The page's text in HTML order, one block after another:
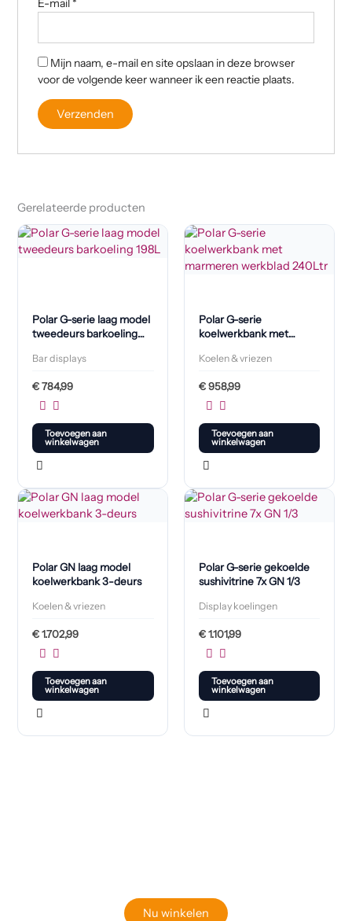
E-mail *
Mijn naam, e-mail en site opslaan in deze browser
voor de volgende keer wanneer ik een reactie plaats.
Gerelateerde producten
Polar G-serie laag model
tweedeurs barkoeling
Bar displays
€784,99
Toevoegen aan
winkelwagen
Polar G-serie
koelwerkbank met
240L
Koelen & vriezen
€958,99
Toevoegen aan
winkelwagen
Polar GN laag model
koelwerkbank 3-deurs
Koelen & vriezen
€1.702,99
Toevoegen aan
winkelwagen
Polar G-serie gekoelde
sushivitrine 7x GN 1/3
Display koelingen
€1.101,99
Toevoegen aan
winkelwagen
Nu winkelen